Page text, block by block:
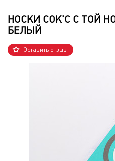
НОСКИ СОК'С С ТОЙ
БЕЛЫЙ
Оставить отзыв